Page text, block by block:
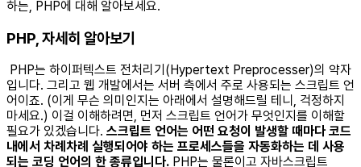
하는, PHP에 대해 알아보세요. ​
PHP, 자세히 알아보기
PHP는 하이퍼텍스트 전처리기(Hypertext Preprocesser)의 약자
입니다. 그리고 웹 개발에서는 서버 측에서 주로 사용되는 스크립트 언
어이죠. (이게 무슨 의미인지는 아래에서 설명해드릴 테니, 걱정하지
마세요.) 이걸 이해하려면, 먼저 스크립트 언어가 무엇인지를 이해할
필요가 있겠습니다. 스크립트 언어는 어떤 요청이 발생할 때마다 코드
내에서 차례차례 실행되어야 하는 프로세스들을 자동화하는 데 사용
되는 코딩 언어의 한 종류입니다. PHP는 물론이고 자바스크립트